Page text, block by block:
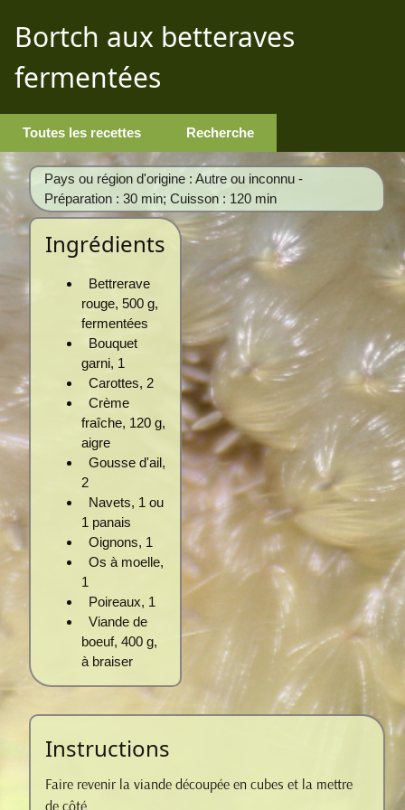
Bortch aux betteraves
fermentées
Toutes les recettes Recherche
Pays ou région d'origine : Autre ou inconnu -
Préparation : 30 min; Cuisson : 120 min
Ingrédients
Bettrerave
rouge, 500 g,
fermentées
Bouquet
garni, 1
Carottes, 2
Crème
fraîche, 120 g,
aigre
Gousse d'ail,
2
Navets, 1 ou
1 panais
Oignons, 1
Os à moelle,
1
Poireaux, 1
Viande de
boeuf, 400 g,
à braiser
Instructions
Faire revenir la viande découpée en cubes et la mettre
de côté.